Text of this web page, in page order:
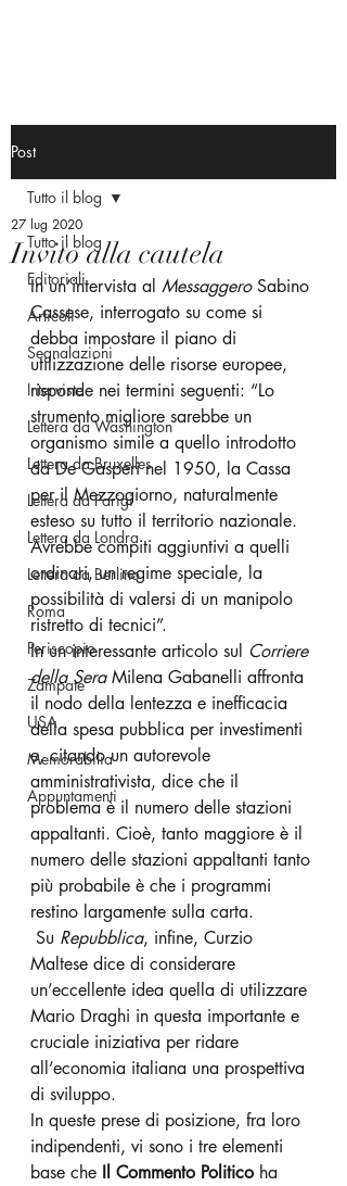
Post
Tutto il blog
Editoriali
Articoli
Segnalazioni
Interviste
Lettera da Washington
Lettera da Bruxelles
Lettera da Parigi
Lettera da Londra
Lettera da Berlino
Roma
Periscopio
Zampate
USA
Memorabilia
Appuntamenti
Tutto il blog
Invito alla cautela
27 lug 2020
In un’intervista al Messaggero Sabino
Cassese, interrogato su come si
debba impostare il piano di
utilizzazione delle risorse europee,
risponde nei termini seguenti: “Lo
strumento migliore sarebbe un
organismo simile a quello introdotto
da De Gasperi nel 1950, la Cassa
per il Mezzogiorno, naturalmente
esteso su tutto il territorio nazionale.
Avrebbe compiti aggiuntivi a quelli
ordinari, un regime speciale, la
possibilità di valersi di un manipolo
ristretto di tecnici”.
In un interessante articolo sul Corriere
della Sera Milena Gabanelli affronta
il nodo della lentezza e inefficacia
della spesa pubblica per investimenti
e, citando un autorevole
amministrativista, dice che il
problema è il numero delle stazioni
appaltanti. Cioè, tanto maggiore è il
numero delle stazioni appaltanti tanto
più probabile è che i programmi
restino largamente sulla carta.
Su Repubblica, infine, Curzio
Maltese dice di considerare
un’eccellente idea quella di utilizzare
Mario Draghi in questa importante e
cruciale iniziativa per ridare
all’economia italiana una prospettiva
di sviluppo.
In queste prese di posizione, fra loro
indipendenti, vi sono i tre elementi
base che Il Commento Politico ha